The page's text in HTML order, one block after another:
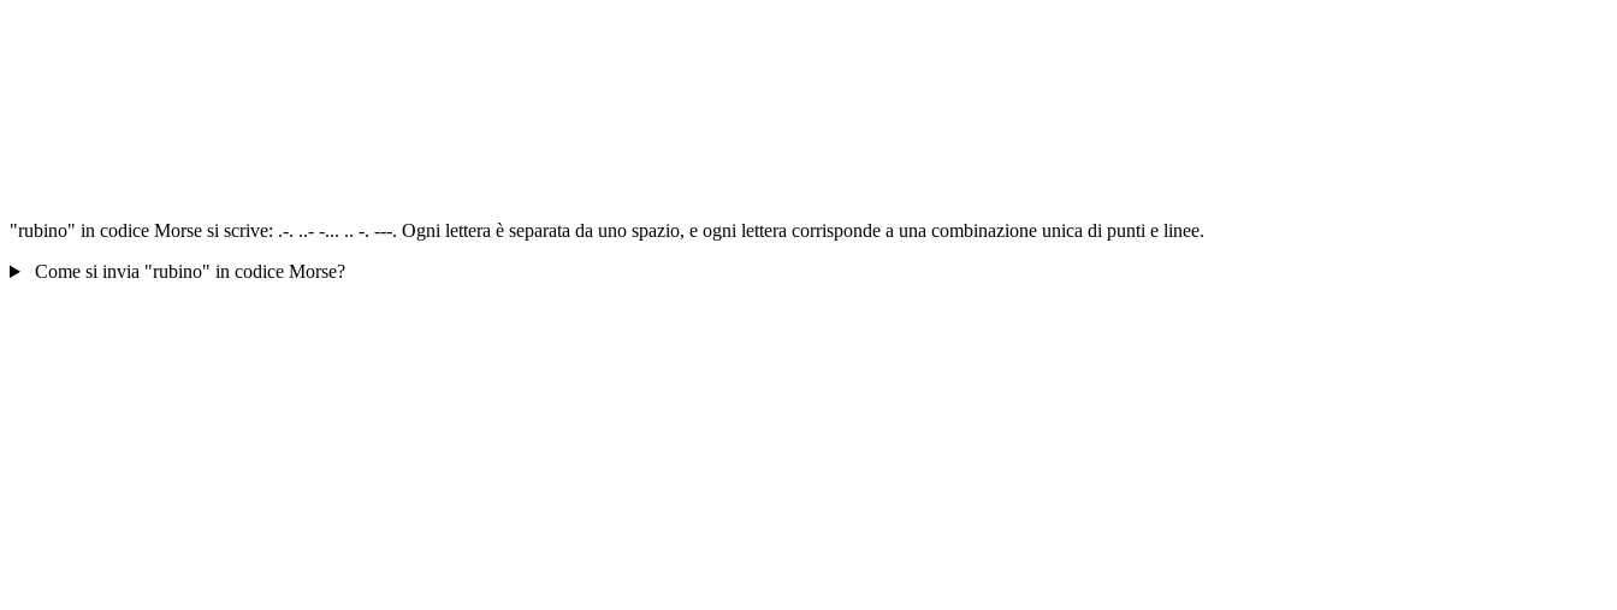
"rubino" in codice Morse si scrive: .-. ..- -... .. -. ---. Ogni lettera è separata da uno spazio, e ogni lettera corrisponde a una combinazione unica di punti e linee.
Come si invia "rubino" in codice Morse?